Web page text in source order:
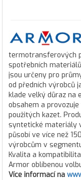
termotransferových
spotřebních
jsou určeny pro
od předních výrobců
klade velký důraz na
obsahem a
použitých kazet.
syntetické materiály
působí ve více než
výrobcům v
Kvalita a
Armor oblíbenou
Více informací na